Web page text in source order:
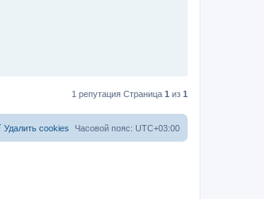
1 репутация Страница 1 из 1
Часовой пояс: UTC+03:00
Удалить cookies